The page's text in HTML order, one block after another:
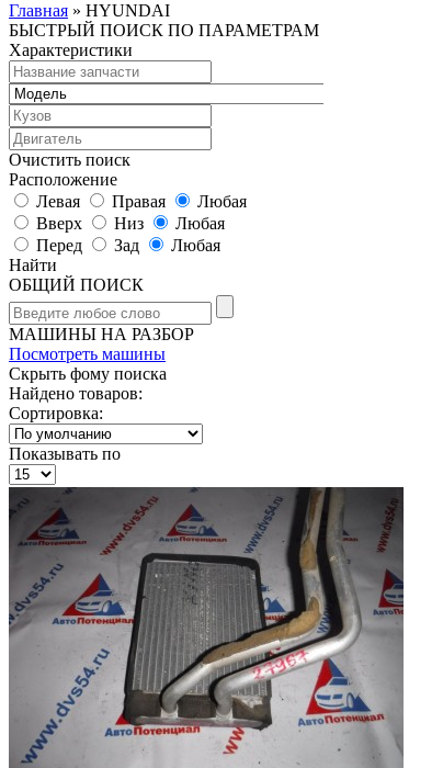
Главная » HYUNDAI
БЫСТРЫЙ ПОИСК ПО ПАРАМЕТРАМ
Характеристики
Очистить поиск
Расположение
Левая
Правая
Любая
Вверх
Низ
Любая
Перед
Зад
Любая
Найти
ОБЩИЙ ПОИСК
МАШИНЫ НА РАЗБОР
Посмотреть машины
Скрыть фому поиска
Найдено товаров:
Сортировка:
Показывать по